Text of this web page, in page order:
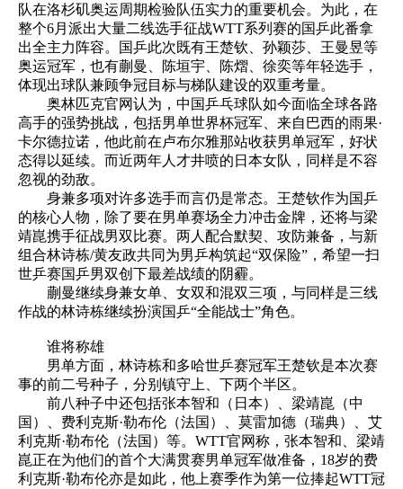
队在洛杉矶奥运周期检验队伍实力的重要机会。为此，在
整个6月派出大量二线选手征战WTT系列赛的国乒此番拿
出全主力阵容。国乒此次既有王楚钦、孙颖莎、王曼昱等
奥运冠军，也有蒯曼、陈垣宇、陈熠、徐奕等年轻选手，
体现出球队兼顾争冠目标与梯队建设的双重考量。
奥林匹克官网认为，中国乒乓球队如今面临全球各路
高手的强势挑战，包括男单世界杯冠军、来自巴西的雨果·
卡尔德拉诺，他此前在卢布尔雅那站收获男单冠军，好状
态得以延续。而近两年人才井喷的日本女队，同样是不容
忽视的劲敌。
身兼多项对许多选手而言仍是常态。王楚钦作为国乒
的核心人物，除了要在男单赛场全力冲击金牌，还将与梁
靖崑携手征战男双比赛。两人配合默契、攻防兼备，与新
组合林诗栋/黄友政共同为男乒构筑起“双保险”，希望一扫
世乒赛国乒男双创下最差战绩的阴霾。
蒯曼继续身兼女单、女双和混双三项，与同样是三线
作战的林诗栋继续扮演国乒“全能战士”角色。
谁将称雄
男单方面，林诗栋和多哈世乒赛冠军王楚钦是本次赛
事的前二号种子，分别镇守上、下两个半区。
前八种子中还包括张本智和（日本）、梁靖崑（中
国）、费利克斯·勒布伦（法国）、莫雷加德（瑞典）、艾
利克斯·勒布伦（法国）等。WTT官网称，张本智和、梁靖
崑正在为他们的首个大满贯赛男单冠军做准备，18岁的费
利克斯·勒布伦亦是如此，他上赛季作为第一位捧起WTT冠